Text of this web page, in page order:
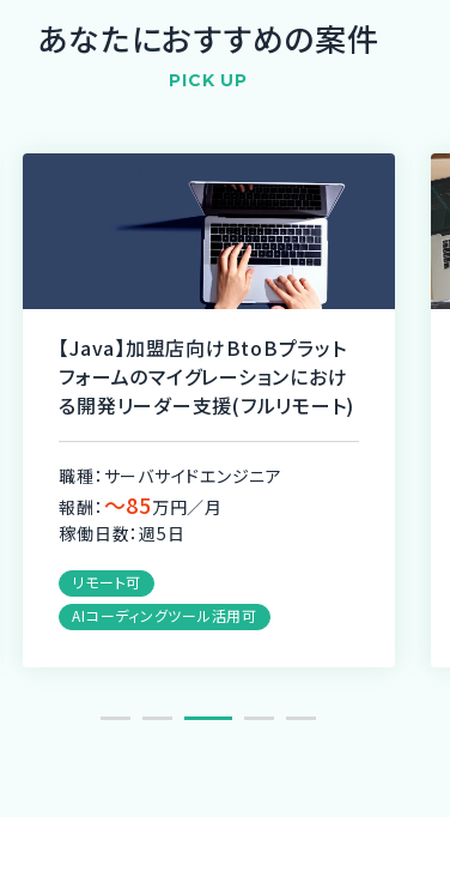
あなたにおすすめの案件
PICK UP
【Java】加盟店向けBtoBプラット
フォームのマイグレーションにおけ
る開発リーダー支援(フルリモート)
職種：サーバサイドエンジニア
報酬： 〜85万円／月
稼働日数：週5日
リモート可
AIコーディングツール活用可